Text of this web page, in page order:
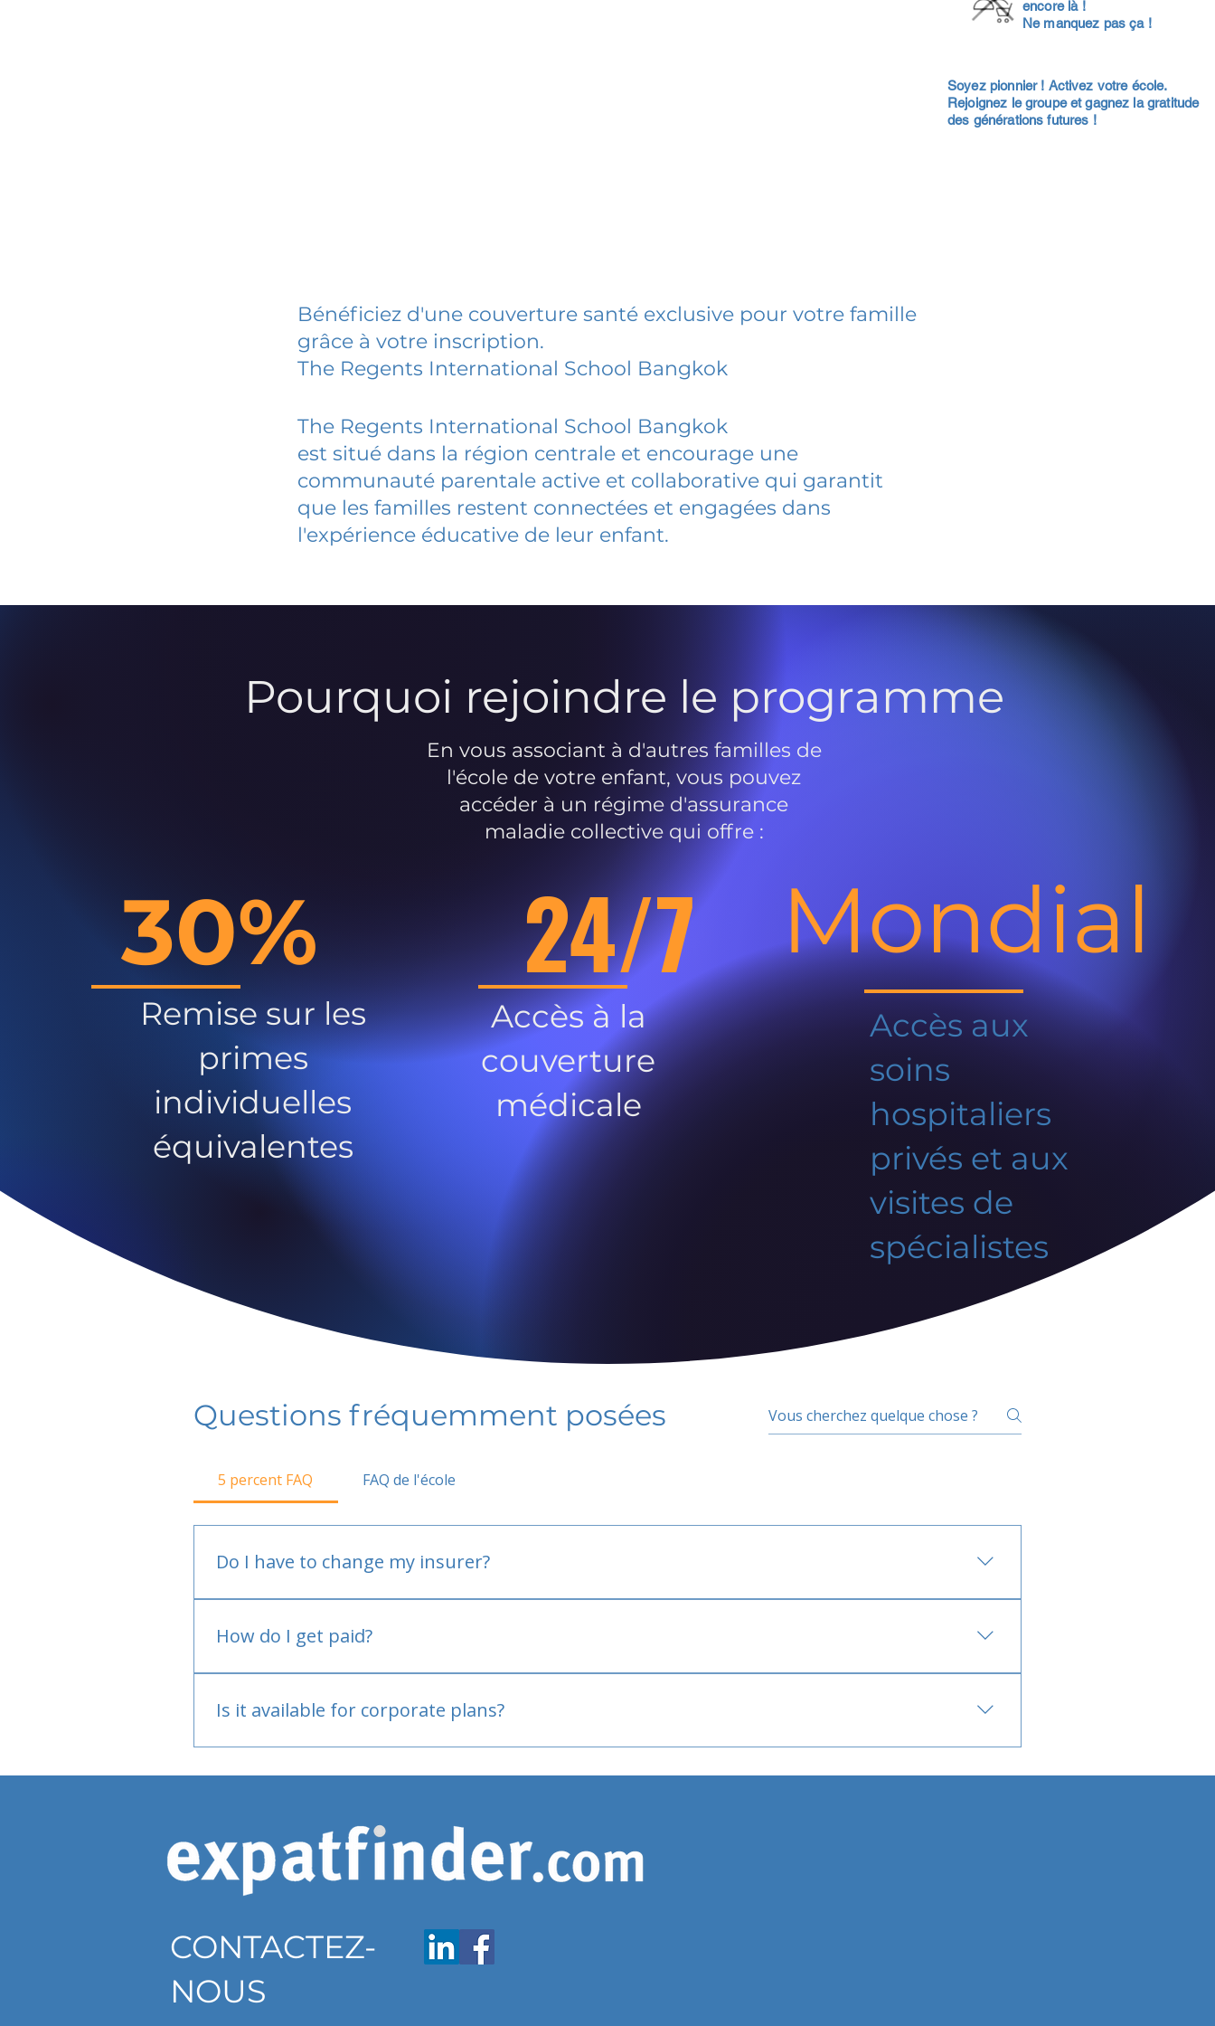
encore là !
Ne manquez pas ça !
Soyez pionnier ! Activez votre école.
Rejoignez le groupe et gagnez la gratitude
des générations futures !
Bénéficiez d'une couverture santé exclusive pour votre famille
grâce à votre inscription.
The Regents International School Bangkok
The Regents International School Bangkok
est situé dans la région centrale et encourage une
communauté parentale active et collaborative qui garantit
que les familles restent connectées et engagées dans
l'expérience éducative de leur enfant.
Pourquoi rejoindre le programme
En vous associant à d'autres familles de
l'école de votre enfant, vous pouvez
accéder à un régime d'assurance
maladie collective qui offre :
30%
Remise sur les
primes
individuelles
équivalentes
24/7
Accès à la
couverture
médicale
Mondial
Accès aux
soins
hospitaliers
privés et aux
visites de
spécialistes
Questions fréquemment posées
5 percent FAQ FAQ de l'école
Do I have to change my insurer?
How do I get paid?
Is it available for corporate plans?
CONTACTEZ-
NOUS